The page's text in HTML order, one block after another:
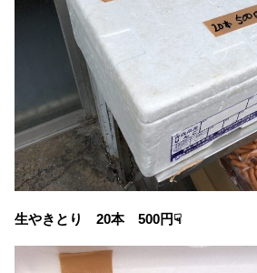
生やきとり 20本 500円☟